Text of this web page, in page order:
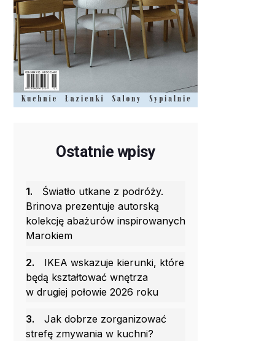
Ostatnie wpisy
1.
Światło utkane z podróży.
Brinova prezentuje autorską
kolekcję abażurów inspirowanych
Marokiem
2.
IKEA wskazuje kierunki, które
będą kształtować wnętrza
w drugiej połowie 2026 roku
3.
Jak dobrze zorganizować
strefę zmywania w kuchni?